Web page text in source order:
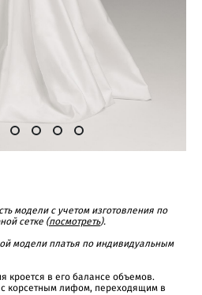
модели с учетом изготовления по
сетке (посмотреть).
модели платья по индивидуальным
кроется в его балансе объемов.
с корсетным лифом, переходящим в